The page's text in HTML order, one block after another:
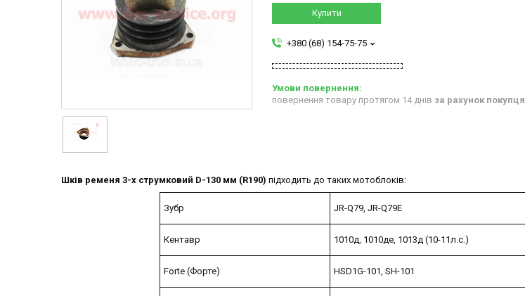
Купити
+380 (68) 154-75-75
повернення товару протягом 14 днів за рахунок покупця
Шків ременя 3-х струмковий D-130 мм (R190) підходить до таких мотоблоків:
Зубр JR-Q79, JR-Q79E
Кентавр 1010д, 1010де, 1013д (10-11л.с.)
Forte (Форте) HSD1G-101, SH-101